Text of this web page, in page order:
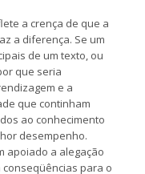
a crença de que a
a diferença. Se um
de um texto, ou
que seria
e a
que continham
ao conhecimento
desempenho.
apoiado a alegação
para o